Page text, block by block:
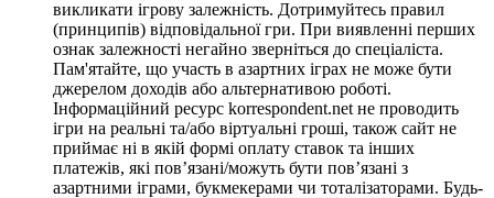
викликати ігрову залежність. Дотримуйтесь правил
(принципів) відповідальної гри. При виявленні перших
ознак залежності негайно зверніться до спеціаліста.
Пам'ятайте, що участь в азартних іграх не може бути
джерелом доходів або альтернативою роботі.
Інформаційний ресурс korrespondent.net не проводить
ігри на реальні та/або віртуальні гроші, також сайт не
приймає ні в якій формі оплату ставок та інших
платежів, які пов’язані/можуть бути пов’язані з
азартними іграми, букмекерами чи тоталізаторами. Будь-